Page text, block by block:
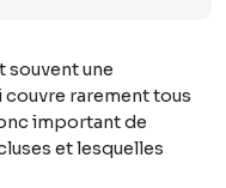
souvent une
couvre rarement tous
important de
et lesquelles